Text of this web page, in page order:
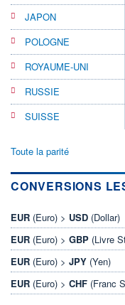
JAPON
POLOGNE
ROYAUME-UNI
RUSSIE
SUISSE
Toute la parité
CONVERSIONS
EUR (Euro) > USD (Dollar)
EUR (Euro) > GBP (Livre
EUR (Euro) > JPY (Yen)
EUR (Euro) > CHF (Franc